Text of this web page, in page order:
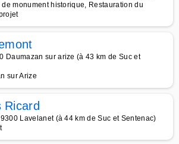
monument historique, Restauration du
Daumazan sur arize (à 43 km de Suc et
sur Arize
Ricard
Lavelanet (à 44 km de Suc et Sentenac)